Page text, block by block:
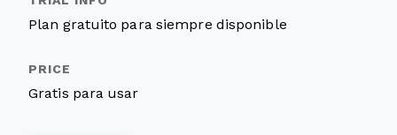
Plan gratuito para siempre disponible
Gratis para usar